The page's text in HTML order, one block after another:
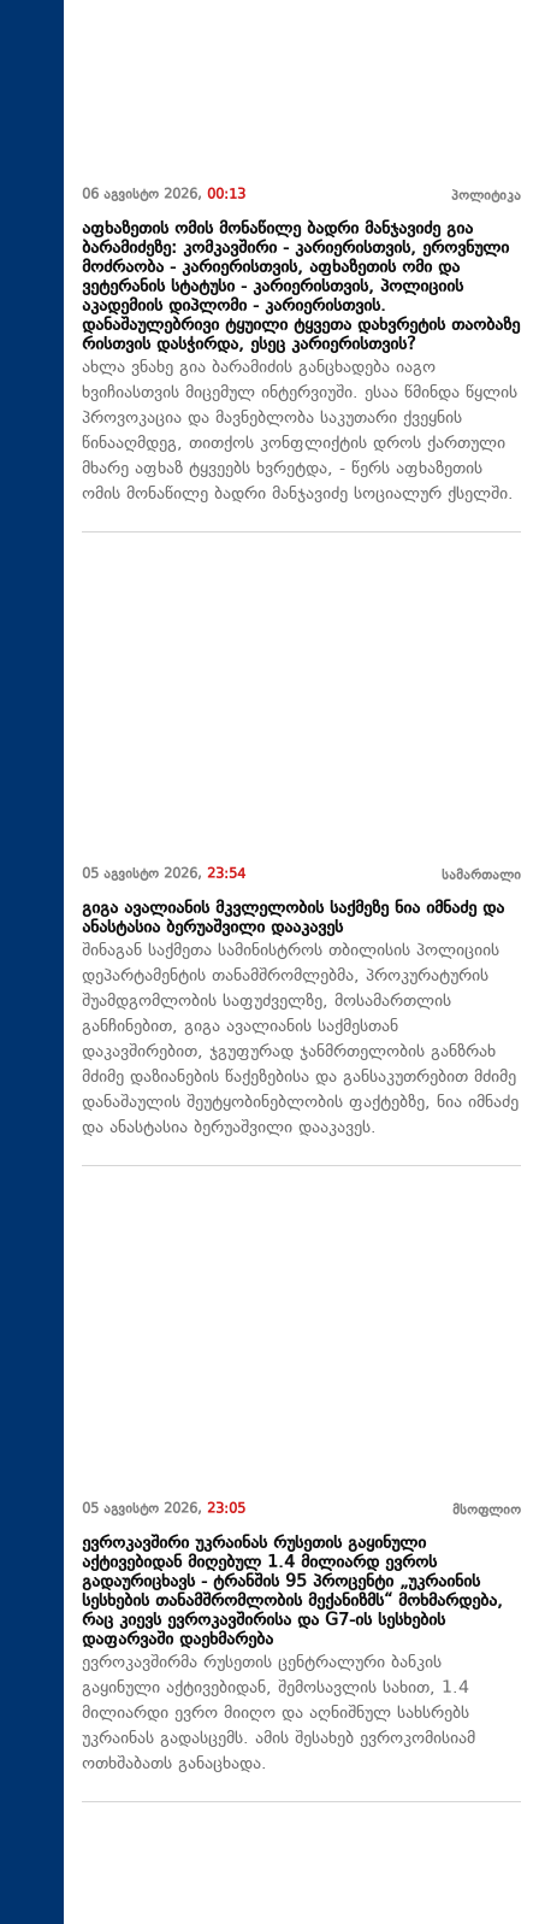
06 აგვისტო 2026, 00:13 პოლიტიკა
აფხაზეთის ომის მონაწილე ბადრი მანჯავიძე გია
ბარამიძეზე: კომკავშირი - კარიერისთვის, ეროვნული
მოძრაობა - კარიერისთვის, აფხაზეთის ომი და
ვეტერანის სტატუსი - კარიერისთვის, პოლიციის
აკადემიის დიპლომი - კარიერისთვის.
დანაშაულებრივი ტყუილი ტყვეთა დახვრეტის თაობაზე
რისთვის დასჭირდა, ესეც კარიერისთვის?
ახლა ვნახე გია ბარამიძის განცხადება იაგო
ხვიჩიასთვის მიცემულ ინტერვიუში. ესაა წმინდა წყლის
პროვოკაცია და მავნებლობა საკუთარი ქვეყნის
წინააღმდეგ, თითქოს კონფლიქტის დროს ქართული
მხარე აფხაზ ტყვეებს ხვრეტდა, - წერს აფხაზეთის
ომის მონაწილე ბადრი მანჯავიძე სოციალურ ქსელში.
05 აგვისტო 2026, 23:54 სამართალი
გიგა ავალიანის მკვლელობის საქმეზე ნია იმნაძე და
ანასტასია ბერუაშვილი დააკავეს
შინაგან საქმეთა სამინისტროს თბილისის პოლიციის
დეპარტამენტის თანამშრომლებმა, პროკურატურის
შუამდგომლობის საფუძველზე, მოსამართლის
განჩინებით, გიგა ავალიანის საქმესთან
დაკავშირებით, ჯგუფურად ჯანმრთელობის განზრახ
მძიმე დაზიანების წაქეზებისა და განსაკუთრებით მძიმე
დანაშაულის შეუტყობინებლობის ფაქტებზე, ნია იმნაძე
და ანასტასია ბერუაშვილი დააკავეს.
05 აგვისტო 2026, 23:05 მსოფლიო
ევროკავშირი უკრაინას რუსეთის გაყინული
აქტივებიდან მიღებულ 1.4 მილიარდ ევროს
გადაურიცხავს - ტრანშის 95 პროცენტი „უკრაინის
სესხების თანამშრომლობის მექანიზმს“ მოხმარდება,
რაც კიევს ევროკავშირისა და G7-ის სესხების
დაფარვაში დაეხმარება
ევროკავშირმა რუსეთის ცენტრალური ბანკის
გაყინული აქტივებიდან, შემოსავლის სახით, 1.4
მილიარდი ევრო მიიღო და აღნიშნულ სახსრებს
უკრაინას გადასცემს. ამის შესახებ ევროკომისიამ
ოთხშაბათს განაცხადა.